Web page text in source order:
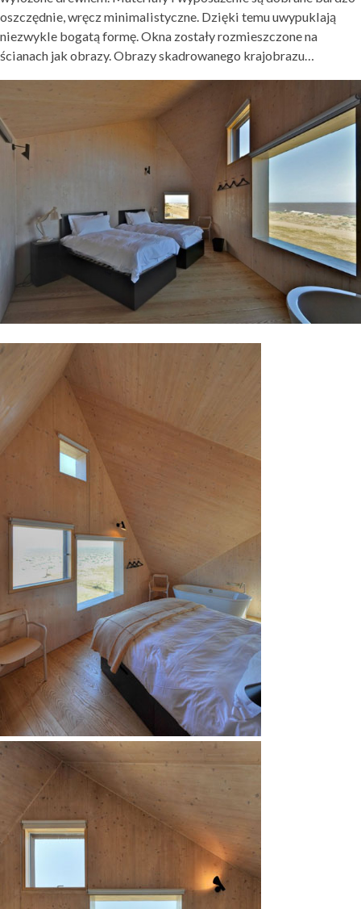
oszczędnie, wręcz minimalistyczne. Dzięki temu uwypuklają
niezwykle bogatą formę. Okna zostały rozmieszczone na
ścianach jak obrazy. Obrazy skadrowanego krajobrazu…